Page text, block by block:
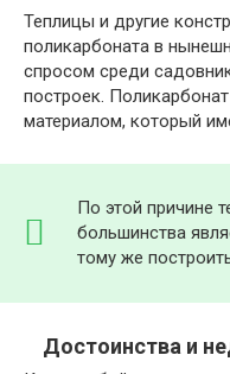
Теплицы и другие
поликарбоната в
спросом среди
построек.
материалом, который
По этой причине
большинства
тому же
Достоинства и